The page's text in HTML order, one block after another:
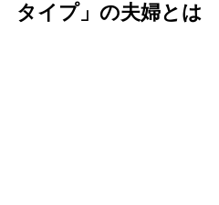
タイプ」の夫婦とは